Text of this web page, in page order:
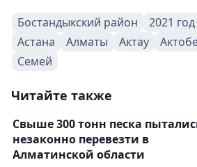
Бостандыкский район 2021 год
Астана
Алматы Актау
Семей
Читайте также
Свыше 300 тонн песка
незаконно перевезти в
Алматинской области